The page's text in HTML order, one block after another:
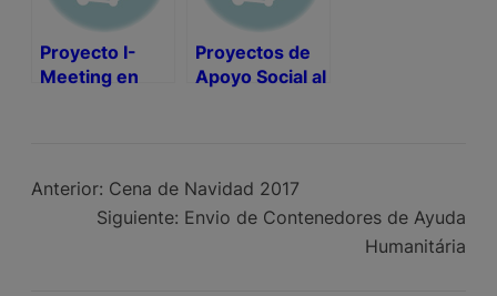
Proyecto I-
Meeting en
Proyectos de
Apoyo Social al
Anterior: Cena de Navidad 2017
Siguiente: Envio de Contenedores de Ayuda
Humanitária